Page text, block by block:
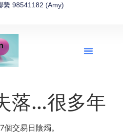
繫 98541182 (Amy)
落…很多年
交易日陰燭。